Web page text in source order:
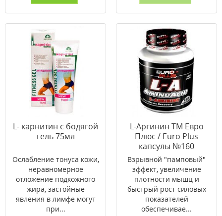
L- карнитин с бодягой
гель 75мл
Ослабление тонуса кожи,
неравномерное
отложение подкожного
жира, застойные
явления в лимфе могут
при...
L-Аргинин ТМ Евро
Плюс / Euro Plus
капсулы №160
Взрывной "памповый"
эффект, увеличение
плотности мышц и
быстрый рост силовых
показателей
обеспечивае...